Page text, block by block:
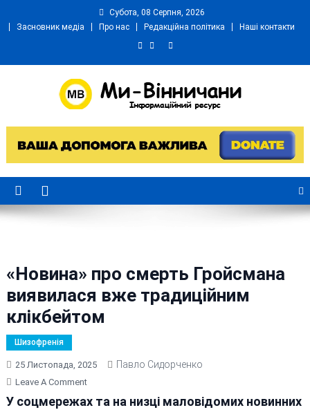
Субота, 08 Серпня, 2026
Засновник медіа
Про нас Редакційна політика Наші контакти
Ми Вінничани
«Новина» про смерть Гройсмана
виявилася вже традиційним
клікбейтом
Шизофренія
25 Листопада, 2025 Павло Сидорченко
Leave A CommentOn
«Новина»
У соцмережах та на низці маловідомих новинних